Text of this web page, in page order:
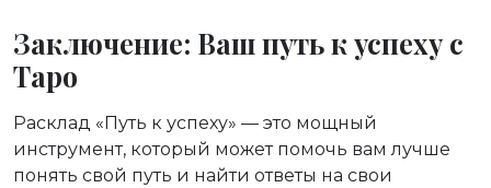
Заключение: Ваш путь к успеху с
Таро
Расклад «Путь к успеху» — это мощный
инструмент, который может помочь вам лучше
понять свой путь и найти ответы на свои